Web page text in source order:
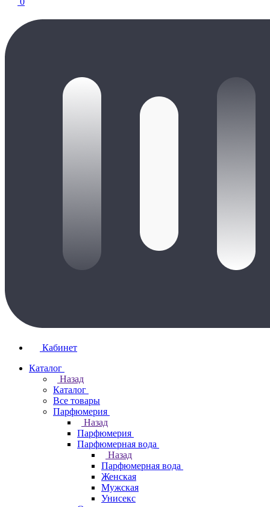
Кабинет
Каталог
Назад
Каталог
Все товары
Парфюмерия
Назад
Парфюмерия
Парфюмерная вода
Назад
Парфюмерная вода
Женская
Мужская
Унисекс